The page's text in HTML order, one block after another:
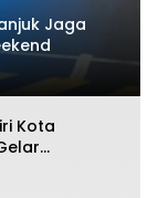
Jaga
Kota